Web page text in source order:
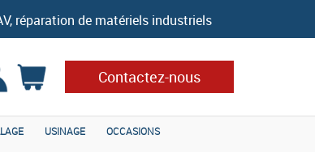
réparation de matériels industriels
Contactez-nous
USINAGE OCCASIONS